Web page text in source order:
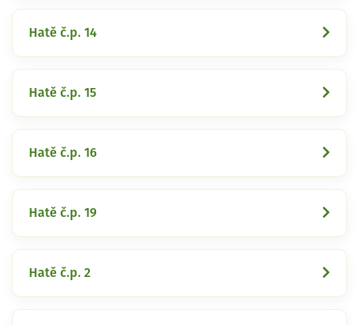
Hatě č.p. 14
Hatě č.p. 15
Hatě č.p. 16
Hatě č.p. 19
Hatě č.p. 2